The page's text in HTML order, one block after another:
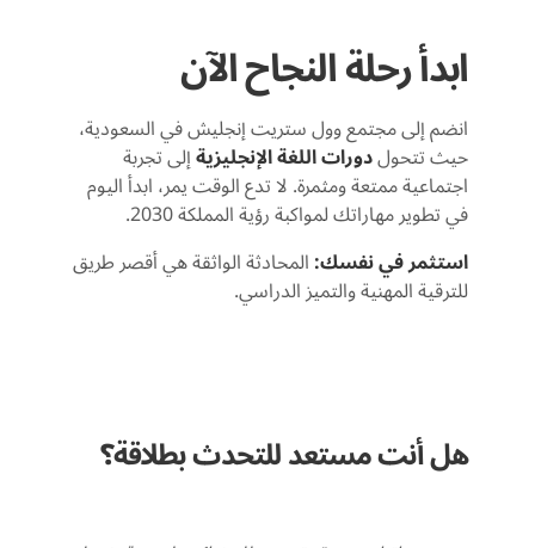
ابدأ رحلة النجاح الآن
انضم إلى مجتمع وول ستريت إنجليش في السعودية،
حيث تتحولدورات اللغة الإنجليزيةإلى تجربة
اجتماعية ممتعة ومثمرة. لا تدع الوقت يمر، ابدأ اليوم
في تطوير مهاراتك لمواكبة رؤية المملكة 2030.
استثمر في نفسك:المحادثة الواثقة هي أقصر طريق
للترقية المهنية والتميز الدراسي.
هل أنت مستعد للتحدث بطلاقة؟